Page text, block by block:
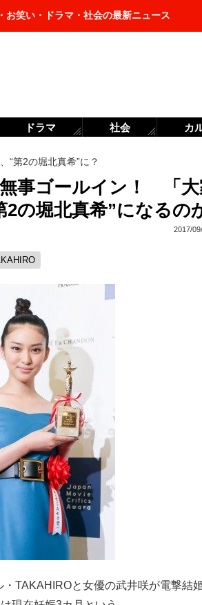
お笑い・ドラマ・社会の最新ニュース
“第2の堀北真希”に？
事ゴールイン！ 「
2の堀北真希”になるの
2017/
と女優の武井咲が電撃結
ドラマ 社会 カ